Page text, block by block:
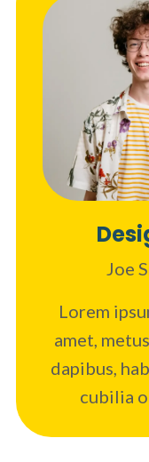
Joe
Lorem
amet,
dapibus,
cubilia